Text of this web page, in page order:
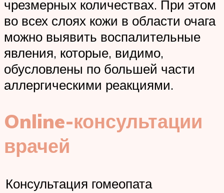
чрезмерных количествах. При этом
во всех слоях кожи в области очага
можно выявить воспалительные
явления, которые, видимо,
обусловлены по большей части
аллергическими реакциями.
Online-консультации
врачей
Консультация гомеопата